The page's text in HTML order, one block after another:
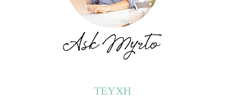
ΤΕΥΧΗ